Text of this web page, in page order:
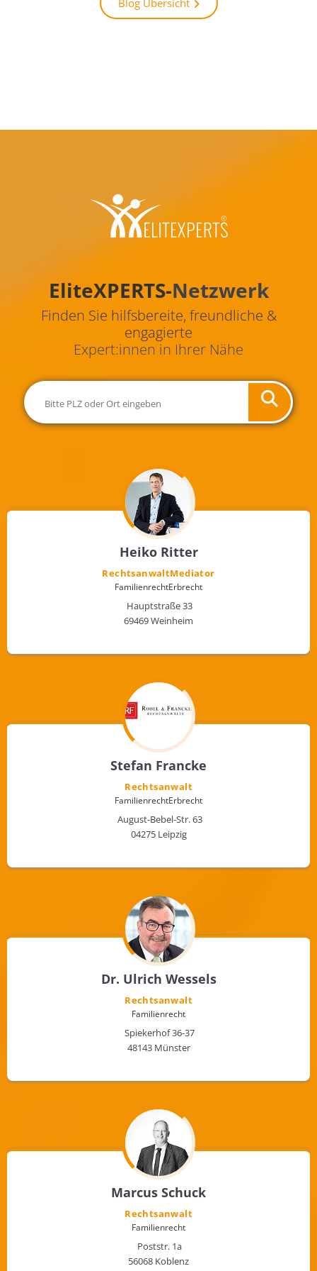
Artikel
Blog Übersicht
EliteXPERTS-Netzwerk
Finden Sie hilfsbereite, freundliche &
engagierte
Expert:innen in Ihrer Nähe
Heiko Ritter
Rechtsanwalt Mediator
FamilienrechtErbrecht
Hauptstraße 33
69469 Weinheim
Stefan Francke
Rechtsanwalt
FamilienrechtErbrecht
August-Bebel-Str. 63
04275 Leipzig
Dr. Ulrich Wessels
Rechtsanwalt
Familienrecht
Spiekerhof 36-37
48143 Münster
Marcus Schuck
Rechtsanwalt
Familienrecht
Poststr. 1a
56068 Koblenz